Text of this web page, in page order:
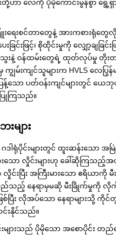
ဟာ လေကို ပိုမိုကောင်းမွန်စွာ ရွေ့ရှ
းရေးစင်တာတွေနဲ့ အားကစားရုံတွ
းဖြင့်၊ စိုထိုင်းမှုကို လျှော့ချခြင်း
သွေးနဲ့ ဝန်ထမ်းတွေရဲ့ ထုတ်လုပ်မှု တိုး
းကျင်သူများက HVLS လေပြွ
သော ပတ်ဝန်းကျင်များတွင် ယေ
ြုကြသည်။
များ
ရုံပိုင်းများတွင် ထူးဆန်းသော အမြဲ
ာ လှိုင်းများဟု ခေါ်ဆိုကြသည့်အတိုင်
းပြီး အကြီးမားသော ဧရိယာကို
ည့် နေရာမှမဆို မီးခြိုက်မှုကို လိုက်
ပြီး လိုအပ်သော နေရာများသို့ ကို
းနိုင်သည်။
းများသည် ပိုမိုသော အစောပိုင်း